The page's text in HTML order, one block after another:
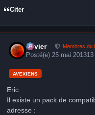
Citer
Xavier Membres du
Posté(e)25 mai 201313
AVEXIENS
Eric
Il existe un pack de
adresse :